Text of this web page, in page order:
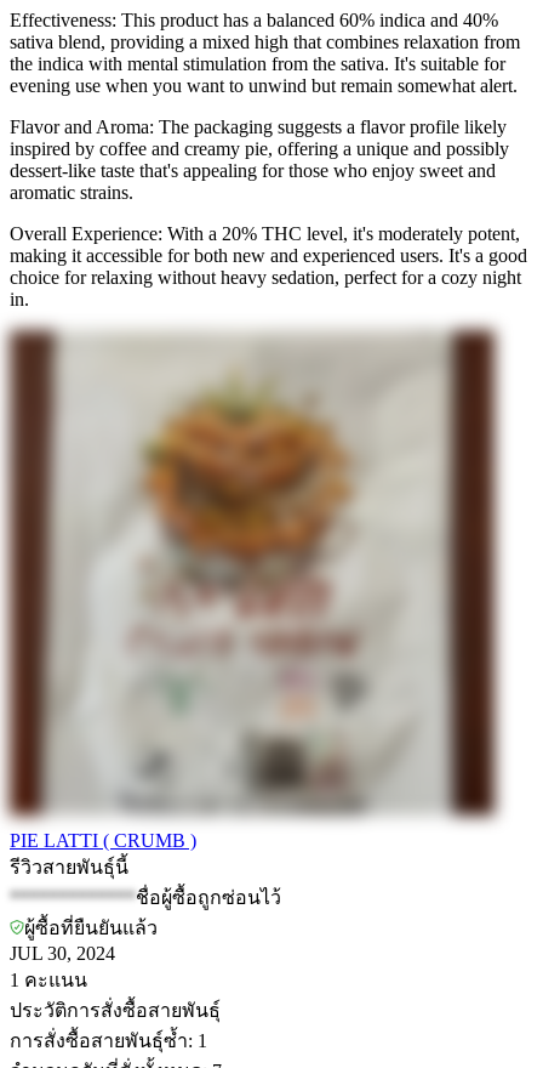
Effectiveness: This product has a balanced 60% indica and 40%
sativa blend, providing a mixed high that combines relaxation from
the indica with mental stimulation from the sativa. It's suitable for
evening use when you want to unwind but remain somewhat alert.
Flavor and Aroma: The packaging suggests a flavor profile likely
inspired by coffee and creamy pie, offering a unique and possibly
dessert-like taste that's appealing for those who enjoy sweet and
aromatic strains.
Overall Experience: With a 20% THC level, it's moderately potent,
making it accessible for both new and experienced users. It's a good
choice for relaxing without heavy sedation, perfect for a cozy night
in.
PIE LATTI ( CRUMB )
รีวิวสายพันธุ์นี้
*************ชื่อผู้ซื้อถูกซ่อนไว้
ผู้ซื้อที่ยืนยันแล้ว
JUL 30, 2024
1 คะแนน
ประวัติการสั่งซื้อสายพันธุ์
การสั่งซื้อสายพันธุ์ซ้ำ: 1